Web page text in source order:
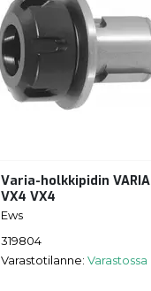
Varia-holkkipidin VARIA
VX4 VX4
Ews
319804
Varastotilanne: Varastossa